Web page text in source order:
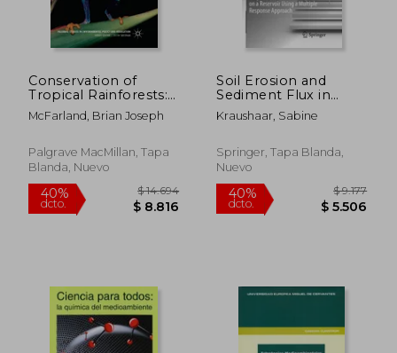
Conservation of
Tropical Rainforests:
A Review of Financial
and Strategic
McFarland, Brian Joseph
Palgrave MacMillan, Tapa
Blanda, Nuevo
Soil Erosion and
Sediment Flux in
Northern Jordan:
Analysis,
the Respective
Qualitative Impacts
a Multiple Res (en
Inglés)
Kraushaar, Sabine
Springer, Tapa Blanda,
Nuevo